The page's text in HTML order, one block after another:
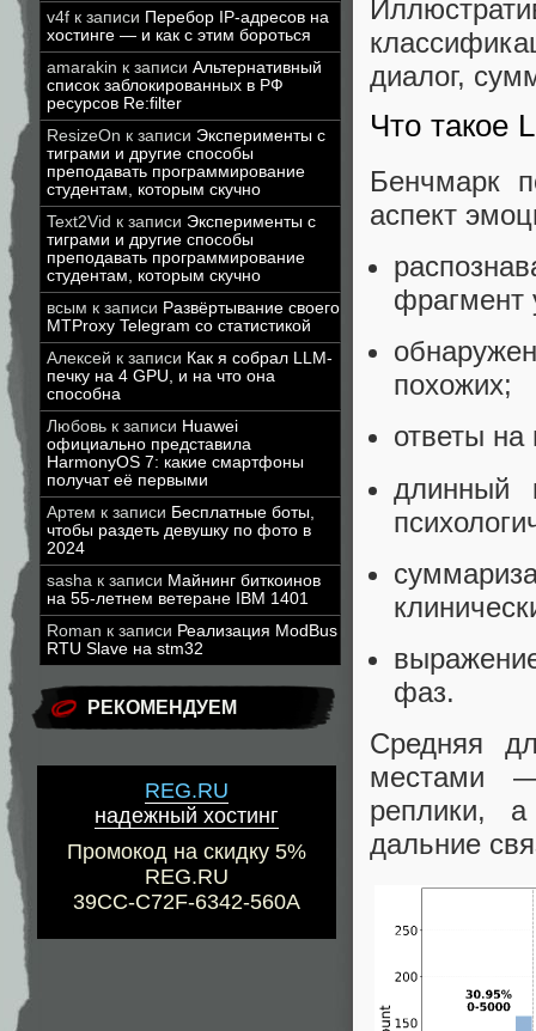
v4f к записи Перебор IP-адресов на
хостинге — и как с этим бороться
amarakin к записи Альтернативный
список заблокированных в РФ
ресурсов Re:filter
ResizeOn к записи Эксперименты с
тиграми и другие способы
преподавать программирование
студентам, которым скучно
Text2Vid к записи Эксперименты с
тиграми и другие способы
преподавать программирование
студентам, которым скучно
всым к записи Развёртывание своего
MTProxy Telegram со статистикой
Алексей к записи Как я собрал LLM-
печку на 4 GPU, и на что она
способна
Любовь к записи Huawei
официально представила
HarmonyOS 7: какие смартфоны
получат её первыми
Артем к записи Бесплатные боты,
чтобы раздеть девушку по фото в
2024
sasha к записи Майнинг биткоинов
на 55-летнем ветеране IBM 1401
Roman к записи Реализация ModBus
RTU Slave на stm32
РЕКОМЕНДУЕМ
REG.RU
надежный хостинг
Промокод на скидку 5%
REG.RU
39CC-C72F-6342-560A
диалог,
Что такое
Бенчмарк
аспект
фрагмент
похожих;
ответы на
длинный
фаз.
Средняя
местами
реплики,
дальние